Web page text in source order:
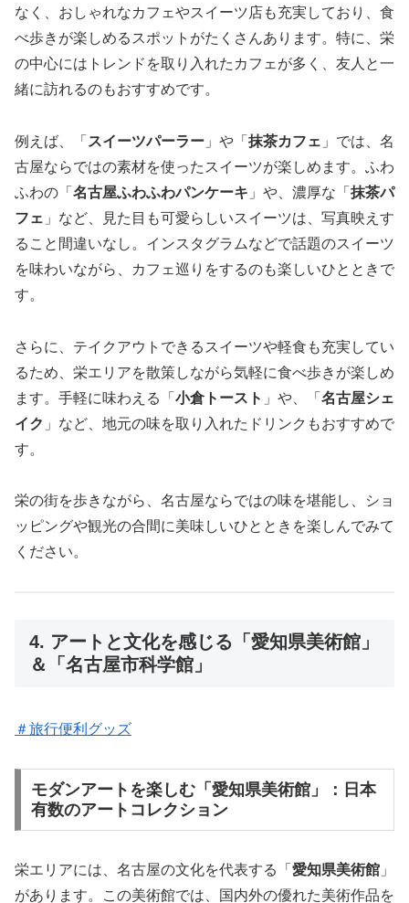
なく、おしゃれなカフェやスイーツ店も充実しており、食
べ歩きが楽しめるスポットがたくさんあります。特に、栄
の中心にはトレンドを取り入れたカフェが多く、友人と一
緒に訪れるのもおすすめです。
例えば、「 スイーツパーラー 」や「 抹茶カフェ 」では、名
古屋ならではの素材を使ったスイーツが楽しめます。ふわ
ふわの「 名古屋ふわふわパンケーキ 」や、濃厚な「 抹茶パ
フェ 」など、見た目も可愛らしいスイーツは、写真映えす
ること間違いなし。インスタグラムなどで話題のスイーツ
を味わいながら、カフェ巡りをするのも楽しいひとときで
す。
さらに、テイクアウトできるスイーツや軽食も充実してい
るため、栄エリアを散策しながら気軽に食べ歩きが楽しめ
ます。手軽に味わえる「 小倉トースト 」や、「 名古屋シェ
イク 」など、地元の味を取り入れたドリンクもおすすめで
す。
栄の街を歩きながら、名古屋ならではの味を堪能し、ショ
ッピングや観光の合間に美味しいひとときを楽しんでみて
ください。
4. アートと文化を感じる「愛知県美術館」
＆「名古屋市科学館」
＃旅行便利グッズ
モダンアートを楽しむ「愛知県美術館」：日本
有数のアートコレクション
栄エリアには、名古屋の文化を代表する「 愛知県美術館 」
があります。この美術館では、国内外の優れた美術作品を